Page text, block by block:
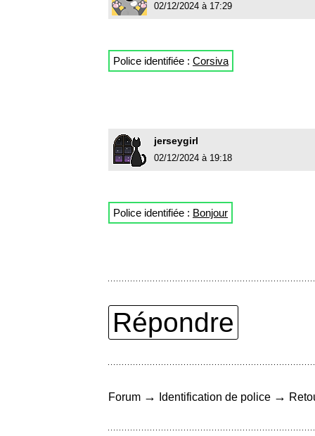
02/12/2024 à 17:29
Police identifiée : Corsiva
jerseygirl
02/12/2024 à 19:18
Police identifiée : Bonjour
Répondre
Forum → Identification de police →